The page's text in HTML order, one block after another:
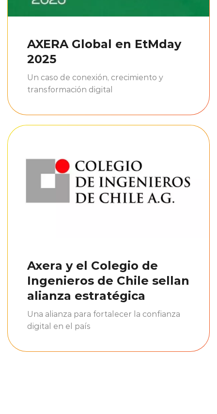
AXERA Global en EtMday
2025
Un caso de conexión, crecimiento y
transformación digital
Axera y el Colegio de
Ingenieros de Chile sellan
alianza estratégica
Una alianza para fortalecer la confianza
digital en el país